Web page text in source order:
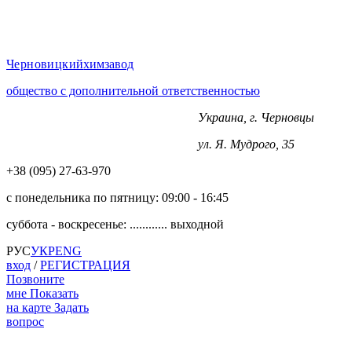
Черновицкийхимзавод
общество с дополнительной ответственностью
Украина, г. Черновцы
ул. Я. Мудрого, 35
+38 (‎‎095) 27-63-970
с понедельника по пятницу: 09:00 - 16:45
суббота - воскресенье: ............ выходной
РУСУКРENG
вход /РЕГИСТРАЦИЯ
Позвоните
мне Показать
на карте Задать
вопрос